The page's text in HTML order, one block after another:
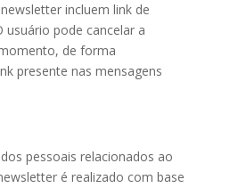
incluem link de
usuário pode cancelar a
de forma
presente nas mensagens
pessoais relacionados ao
é realizado com base